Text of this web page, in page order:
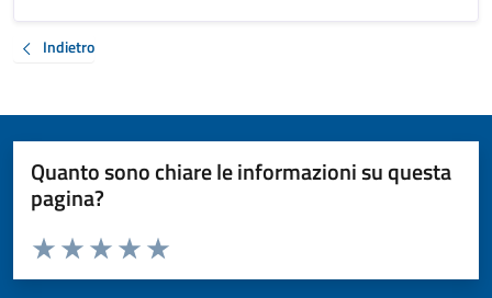
Indietro
Quanto sono chiare le informazioni su questa
pagina?
Valuta da 1 a 5 stelle la pagina
Valuta 5 stelle su 5
Valuta 4 stelle su 5
Valuta 3 stelle su 5
Valuta 2 stelle su 5
Valuta 1 stelle su 5